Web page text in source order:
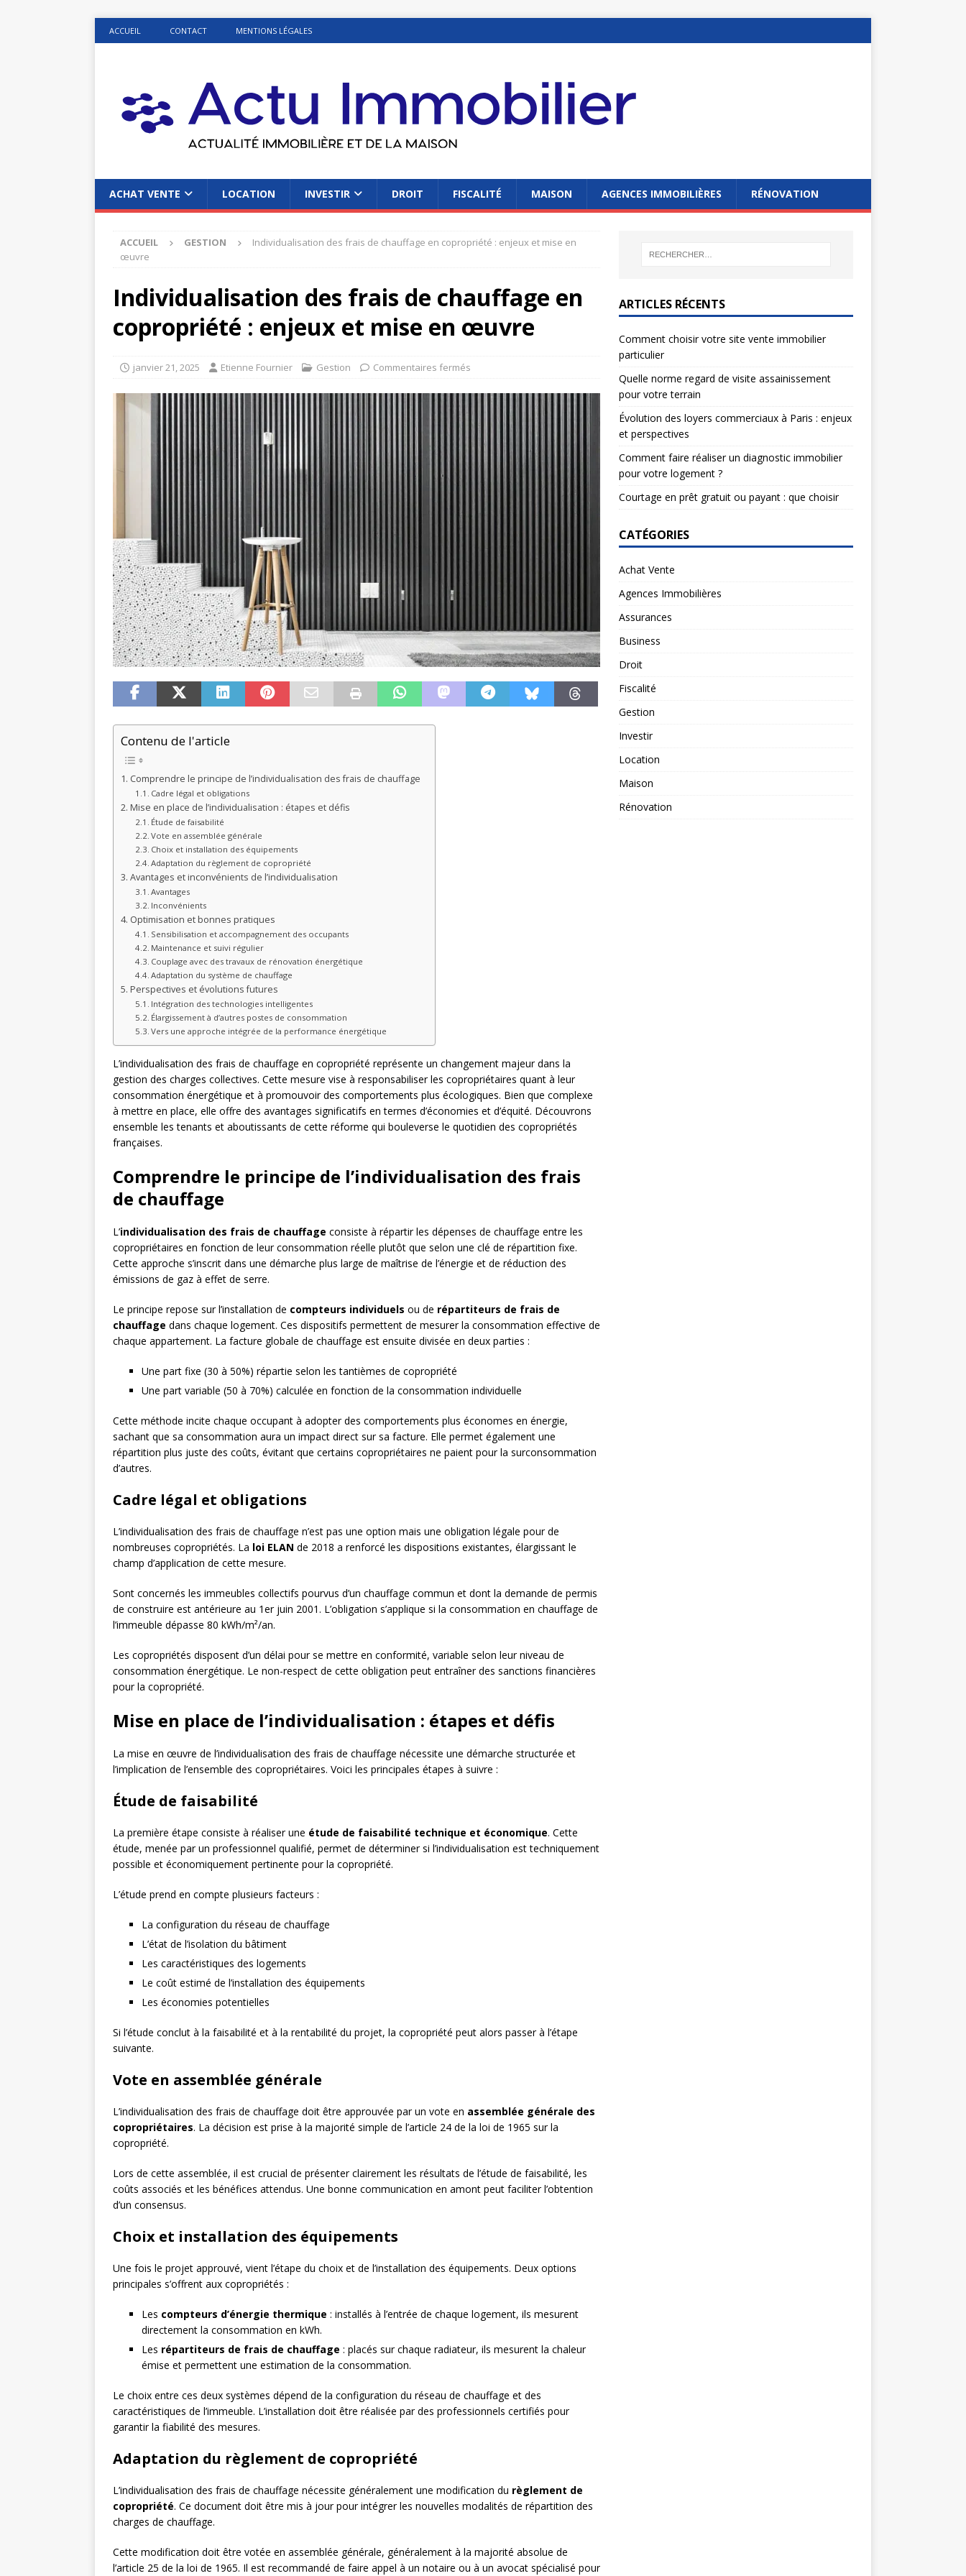
ACCUEIL CONTACT MENTIONS LÉGALES
ACHAT VENTE LOCATION INVESTIR DROIT FISCALITÉ MAISON AGENCES IMMOBILIÈRES RÉNOVATION
ACCUEIL GESTION
Individualisation des frais de chauffage en copropriété : enjeux et mise en
œuvre
Individualisation des frais de chauffage en
copropriété : enjeux et mise en œuvre
janvier 21, 2025 Etienne Fournier Gestion Commentaires fermés
Contenu de l'article
Comprendre le principe de l’individualisation des frais de chauffage
Cadre légal et obligations
Mise en place de l’individualisation : étapes et défis
Étude de faisabilité
Vote en assemblée générale
Choix et installation des équipements
Adaptation du règlement de copropriété
Avantages et inconvénients de l’individualisation
Avantages
Inconvénients
Optimisation et bonnes pratiques
Sensibilisation et accompagnement des occupants
Maintenance et suivi régulier
Couplage avec des travaux de rénovation énergétique
Adaptation du système de chauffage
Perspectives et évolutions futures
Intégration des technologies intelligentes
Élargissement à d’autres postes de consommation
Vers une approche intégrée de la performance énergétique
L’individualisation des frais de chauffage en copropriété représente un changement majeur dans la
gestion des charges collectives. Cette mesure vise à responsabiliser les copropriétaires quant à leur
consommation énergétique et à promouvoir des comportements plus écologiques. Bien que complexe
à mettre en place, elle offre des avantages significatifs en termes d’économies et d’équité. Découvrons
ensemble les tenants et aboutissants de cette réforme qui bouleverse le quotidien des copropriétés
françaises.
Comprendre le principe de l’individualisation des frais
de chauffage
L’individualisation des frais de chauffage consiste à répartir les dépenses de chauffage entre les
copropriétaires en fonction de leur consommation réelle plutôt que selon une clé de répartition fixe.
Cette approche s’inscrit dans une démarche plus large de maîtrise de l’énergie et de réduction des
émissions de gaz à effet de serre.
Le principe repose sur l’installation de compteurs individuels ou de répartiteurs de frais de
chauffage dans chaque logement. Ces dispositifs permettent de mesurer la consommation effective de
chaque appartement. La facture globale de chauffage est ensuite divisée en deux parties :
Une part fixe (30 à 50%) répartie selon les tantièmes de copropriété
Une part variable (50 à 70%) calculée en fonction de la consommation individuelle
Cette méthode incite chaque occupant à adopter des comportements plus économes en énergie,
sachant que sa consommation aura un impact direct sur sa facture. Elle permet également une
répartition plus juste des coûts, évitant que certains copropriétaires ne paient pour la surconsommation
d’autres.
Cadre légal et obligations
L’individualisation des frais de chauffage n’est pas une option mais une obligation légale pour de
nombreuses copropriétés. La loi ELAN de 2018 a renforcé les dispositions existantes, élargissant le
champ d’application de cette mesure.
Sont concernés les immeubles collectifs pourvus d’un chauffage commun et dont la demande de permis
de construire est antérieure au 1er juin 2001. L’obligation s’applique si la consommation en chauffage de
l’immeuble dépasse 80 kWh/m²/an.
Les copropriétés disposent d’un délai pour se mettre en conformité, variable selon leur niveau de
consommation énergétique. Le non-respect de cette obligation peut entraîner des sanctions financières
pour la copropriété.
Mise en place de l’individualisation : étapes et défis
La mise en œuvre de l’individualisation des frais de chauffage nécessite une démarche structurée et
l’implication de l’ensemble des copropriétaires. Voici les principales étapes à suivre :
Étude de faisabilité
La première étape consiste à réaliser une étude de faisabilité technique et économique. Cette
étude, menée par un professionnel qualifié, permet de déterminer si l’individualisation est techniquement
possible et économiquement pertinente pour la copropriété.
L’étude prend en compte plusieurs facteurs :
La configuration du réseau de chauffage
L’état de l’isolation du bâtiment
Les caractéristiques des logements
Le coût estimé de l’installation des équipements
Les économies potentielles
Si l’étude conclut à la faisabilité et à la rentabilité du projet, la copropriété peut alors passer à l’étape
suivante.
Vote en assemblée générale
L’individualisation des frais de chauffage doit être approuvée par un vote en assemblée générale des
copropriétaires. La décision est prise à la majorité simple de l’article 24 de la loi de 1965 sur la
copropriété.
Lors de cette assemblée, il est crucial de présenter clairement les résultats de l’étude de faisabilité, les
coûts associés et les bénéfices attendus. Une bonne communication en amont peut faciliter l’obtention
d’un consensus.
Choix et installation des équipements
Une fois le projet approuvé, vient l’étape du choix et de l’installation des équipements. Deux options
principales s’offrent aux copropriétés :
Les compteurs d’énergie thermique : installés à l’entrée de chaque logement, ils mesurent
directement la consommation en kWh.
Les répartiteurs de frais de chauffage : placés sur chaque radiateur, ils mesurent la chaleur
émise et permettent une estimation de la consommation.
Le choix entre ces deux systèmes dépend de la configuration du réseau de chauffage et des
caractéristiques de l’immeuble. L’installation doit être réalisée par des professionnels certifiés pour
garantir la fiabilité des mesures.
Adaptation du règlement de copropriété
L’individualisation des frais de chauffage nécessite généralement une modification du règlement de
copropriété. Ce document doit être mis à jour pour intégrer les nouvelles modalités de répartition des
charges de chauffage.
Cette modification doit être votée en assemblée générale, généralement à la majorité absolue de
l’article 25 de la loi de 1965. Il est recommandé de faire appel à un notaire ou à un avocat spécialisé pour
ARTICLES RÉCENTS
Comment choisir votre site vente immobilier
particulier
Quelle norme regard de visite assainissement
pour votre terrain
Évolution des loyers commerciaux à Paris : enjeux
et perspectives
Comment faire réaliser un diagnostic immobilier
pour votre logement ?
Courtage en prêt gratuit ou payant : que choisir
CATÉGORIES
Achat Vente
Agences Immobilières
Assurances
Business
Droit
Fiscalité
Gestion
Investir
Location
Maison
Rénovation